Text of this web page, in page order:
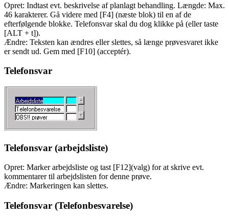
Opret: Indtast evt. beskrivelse af planlagt behandling. Længde: Max.
46 karakterer. Gå videre med [F4] (næste blok) til en af de
efterfølgende blokke. Telefonsvar skal du dog klikke på (eller taste
[ALT + t]).
Ændre: Teksten kan ændres eller slettes, så længe prøvesvaret ikke
er sendt ud. Gem med [F10] (acceptér).
Telefonsvar
Telefonsvar (arbejdsliste)
Opret: Marker arbejdsliste og tast [F12](valg) for at skrive evt.
kommentarer til arbejdslisten for denne prøve.
Ændre: Markeringen kan slettes.
Telefonsvar (Telefonbesvarelse)